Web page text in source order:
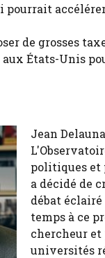
pourrait
de grosses
États-Unis
Jean
politiques et
a décidé de
débat
temps à ce
chercheur et
universités